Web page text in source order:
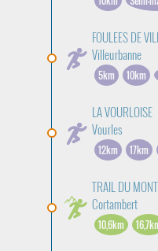
FOULEES DE
Villeurbanne
5km 10km
LA VOURLOISE
Vourles
12km 17km
TRAIL DU
Cortambert
10,6km